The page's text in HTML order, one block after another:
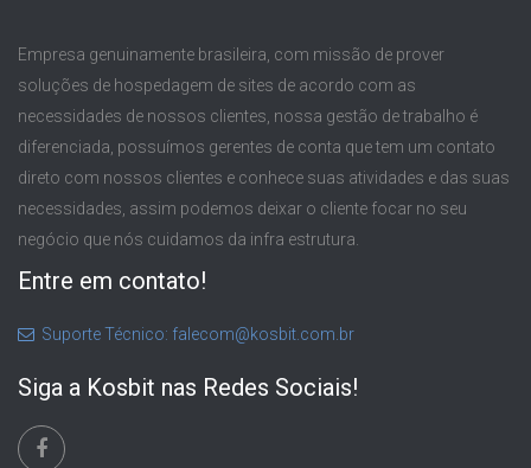
Empresa genuinamente brasileira, com missão de prover
soluções de hospedagem de sites de acordo com as
necessidades de nossos clientes, nossa gestão de trabalho é
diferenciada, possuímos gerentes de conta que tem um contato
direto com nossos clientes e conhece suas atividades e das suas
necessidades, assim podemos deixar o cliente focar no seu
negócio que nós cuidamos da infra estrutura.
Entre em contato!
Suporte Técnico: falecom@kosbit.com.br
Siga a Kosbit nas Redes Sociais!